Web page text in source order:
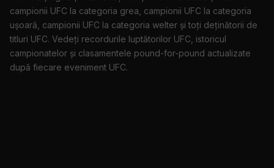
campionii UFC la categoria grea, campionii UFC la categoria
ușoară, campionii UFC la categoria welter și toți deținătorii de
titluri UFC. Vedeți recordurile luptătorilor UFC, istoricul
campionatelor și clasamentele pound-for-pound actualizate
după fiecare eveniment UFC.